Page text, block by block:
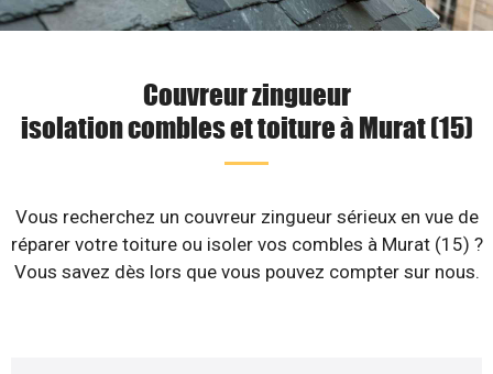
Couvreur zingueur
isolation combles et toiture à Murat (15)
Vous recherchez un couvreur zingueur sérieux en vue de
réparer votre toiture ou isoler vos combles à Murat (15) ?
Vous savez dès lors que vous pouvez compter sur nous.